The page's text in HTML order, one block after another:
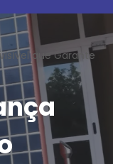
que Garante